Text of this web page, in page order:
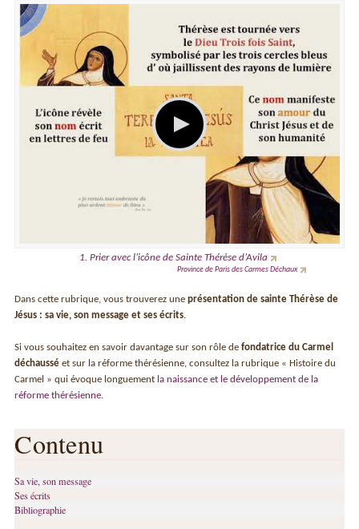
1. Prier avec l’icône de Sainte Thérèse d’Avila
Province de Paris des Carmes Déchaux
Dans cette rubrique, vous trouverez uneprésentation de sainte Thérèse de
Jésus : sa vie, son message et ses écrits
Si vous souhaitez en savoir davantage sur son rôle defondatrice du Carmel
déchaussé et sur la réforme thérésienne, consultez la rubrique « Histoire du
Carmel » qui évoque longuement la naissance et le développement de la
réforme thérésienne
Contenu
Sa vie, son message
Ses écrits
Bibliographie